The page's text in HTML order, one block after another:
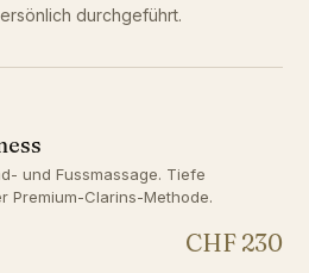
durchgeführt.
und Fussmassage. Tiefe
Premium-Clarins-Methode.
CHF 230